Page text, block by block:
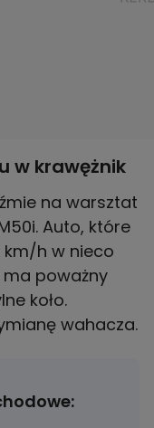
w krawężnik
na warsztat
Auto, które
km/h w nieco
poważny
koło.
wahacza.